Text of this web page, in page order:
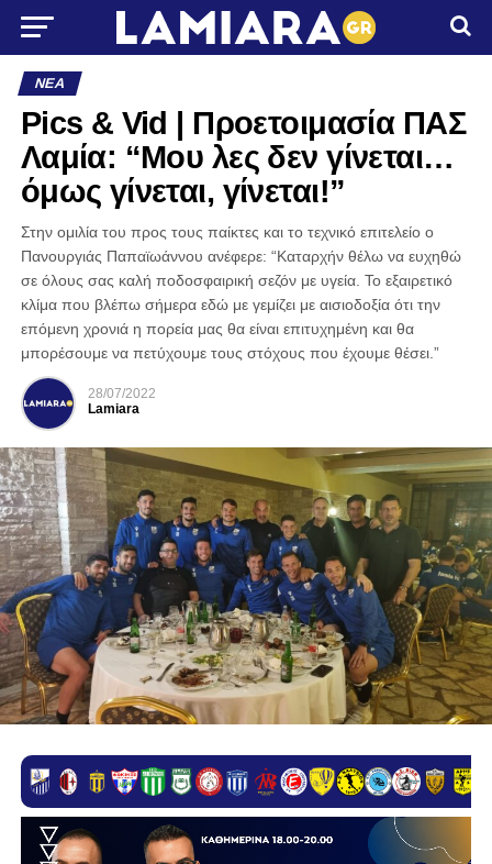
ΝΈΑ
Pics & Vid | Προετοιμασία ΠΑΣ
Λαμία: “Μου λες δεν γίνεται…
όμως γίνεται, γίνεται!”
Στην ομιλία του προς τους παίκτες και το τεχνικό επιτελείο ο
Πανουργιάς Παπαϊωάννου ανέφερε: “Καταρχήν θέλω να ευχηθώ
σε όλους σας καλή ποδοσφαιρική σεζόν με υγεία. Το εξαιρετικό
κλίμα που βλέπω σήμερα εδώ με γεμίζει με αισιοδοξία ότι την
επόμενη χρονιά η πορεία μας θα είναι επιτυχημένη και θα
μπορέσουμε να πετύχουμε τους στόχους που έχουμε θέσει.”
28/07/2022
Lamiara